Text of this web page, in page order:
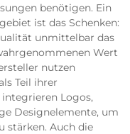
benötigen. Ein
ist das Schenken:
unmittelbar das
Wert
nutzen
Teil ihrer
Logos,
Designelemente, um
stärken. Auch die